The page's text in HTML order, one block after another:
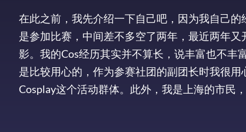
在此之前，我先介绍一下自己吧，因为我自己
是参加比赛，中间差不多空了两年，最近两年
影。我的Cos经历其实并不算长，说丰富也不丰
是比较用心的，作为参赛社团的副团长时我很
Cosplay这个活动群体。此外，我是上海的市民